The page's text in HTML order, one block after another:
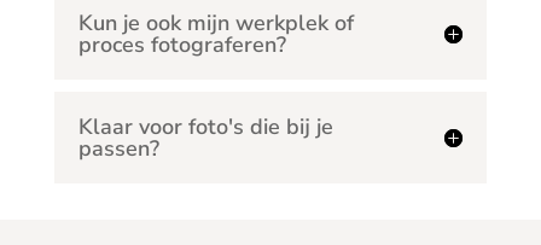
Kun je ook mijn werkplek of
proces fotograferen?
Klaar voor foto's die bij je
passen?